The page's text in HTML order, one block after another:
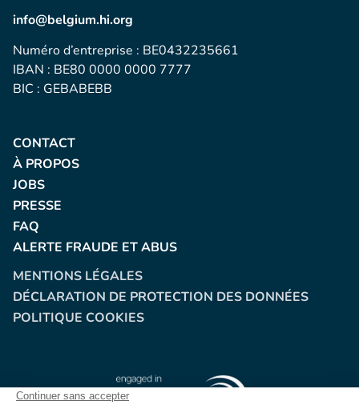
info@belgium.hi.org
Numéro d’entreprise : BE0432235661
IBAN : BE80 0000 0000 7777
BIC : GEBABEBB
CONTACT
À PROPOS
JOBS
PRESSE
FAQ
ALERTE FRAUDE ET ABUS
MENTIONS LÉGALES
DÉCLARATION DE PROTECTION DES DONNÉES
POLITIQUE COOKIES